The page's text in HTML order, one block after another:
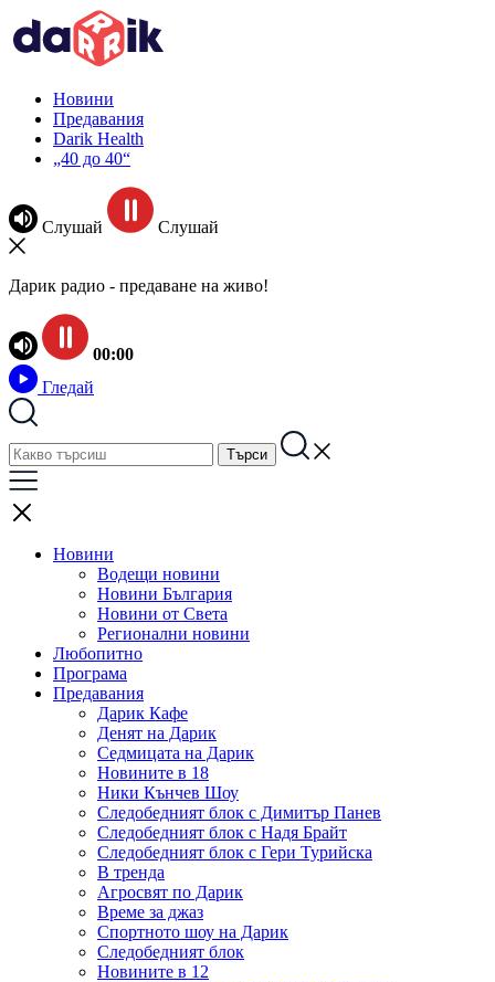
Новини
Предавания
Darik Health
„40 до 40“
Слушай Слушай
Дарик радио - предаване на живо!
00:00
Гледай
Новини
Водещи новини
Новини България
Новини от Света
Регионални новини
Любопитно
Програма
Предавания
Дарик Кафе
Денят на Дарик
Седмицата на Дарик
Новините в 18
Ники Кънчев Шоу
Следобедният блок с Димитър Панев
Следобедният блок с Надя Брайт
Следобедният блок с Гери Турийска
В тренда
Агросвят по Дарик
Време за джаз
Спортното шоу на Дарик
Следобедният блок
Новините в 12